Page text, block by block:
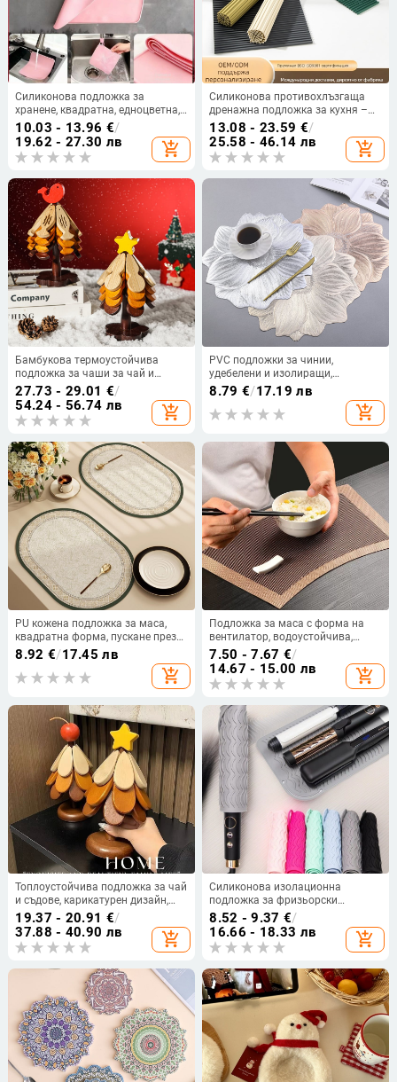
Силиконова подложка за
хранене, квадратна, едноцветна,
модерен минималистичен стил,
разградима
10.03 - 13.96 €/
19.62 - 27.30 лв
add_shopping_cart
Силиконова противохлъзгаща
дренажна подложка за кухня –
квадратна подложка за сушене
на чаши, чинии и прибори
13.08 - 23.59 €/
25.58 - 46.14 лв
add_shopping_cart
Бамбукова термоустойчива
подложка за чаши за чай и
изолационна подложка,
нестандартна форма,
биоразградима
27.73 - 29.01 €/
54.24 - 56.74 лв
add_shopping_cart
PVC подложки за чинии,
удебелени и изолиращи,
флорална шарка, кръгла форма,
стил лек лукс
8.79 €/17.19 лв
add_shopping_cart
PU кожена подложка за маса,
квадратна форма, пускане през
2025 г., не биоразградима
8.92 €/17.45 лв
add_shopping_cart
Подложка за маса с форма на
вентилатор, водоустойчива,
термоизолираща, PVC
7.50 - 7.67 €/
14.67 - 15.00 лв
add_shopping_cart
Топлоустойчива подложка за чай
и съдове, карикатурен дизайн,
неправилна форма, премиум
качество, без захранване, лято
2025
19.37 - 20.91 €/
37.88 - 40.90 лв
add_shopping_cart
Силиконова изолационна
подложка за фризьорски
инструменти – нехлъзгаща се,
антиизгаряща, квадратна,
модерен минималистичен стил
8.52 - 9.37 €/
16.66 - 18.33 лв
add_shopping_cart